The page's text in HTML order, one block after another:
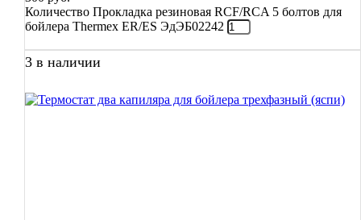
Количество Прокладка резиновая RCF/RCA 5 болтов для
бойлера Thermex ER/ES ЭдЭБ02242
3 в наличии